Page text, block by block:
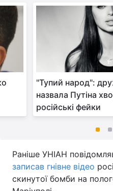
"Тупий народ":
назвала Путіна
російські фейки
Раніше УНІАН
записав гнівне відео
скинутої бомби на